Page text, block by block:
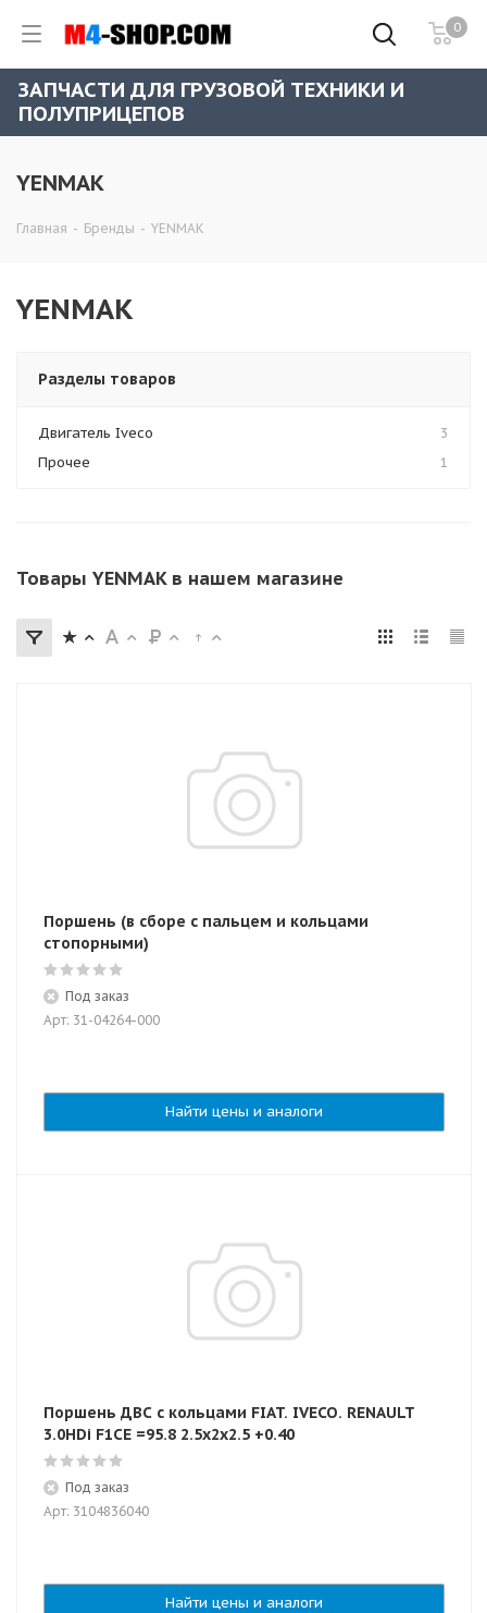
0
ЗАПЧАСТИ ДЛЯ ГРУЗОВОЙ ТЕХНИКИ И
ПОЛУПРИЦЕПОВ
YENMAK
Главная - Бренды - YENMAK
YENMAK
Разделы товаров
Двигатель Iveco
3
Прочее
1
Товары YENMAK в нашем магазине
Поршень (в сборе с пальцем и кольцами
стопорными)
Под заказ
Арт: 31-04264-000
Найти цены и аналоги
Поршень ДВС с кольцами FIAT. IVECO. RENAULT
3.0HDi F1CE =95.8 2.5x2x2.5 +0.40
Под заказ
Арт: 3104836040
Найти цены и аналоги